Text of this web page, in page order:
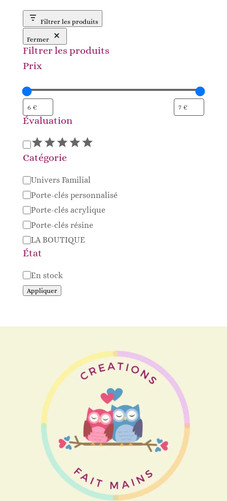
Filtrer les produits
Fermer
Filtrer les produits
Prix
Évaluation
Évaluation
Catégorie
Catégorie
Univers Familial
Porte-clés personnalisé
Porte-clés acrylique
Porte-clés résine
LA BOUTIQUE
État
Disponibilité
En stock
Appliquer